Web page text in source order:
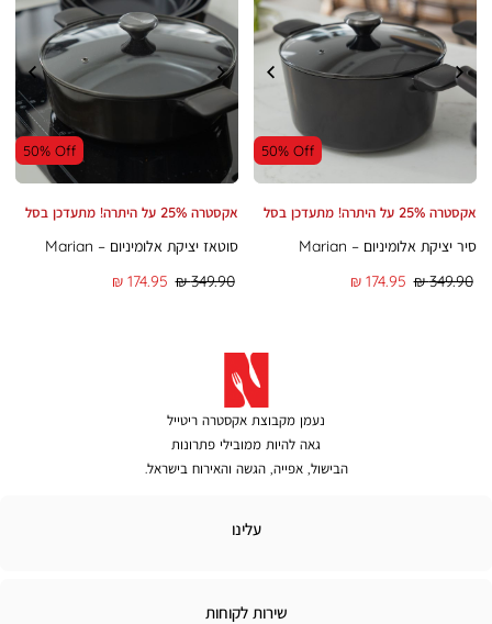
50% Off
אקסטרה 25% על היתרה! מתעדכן בסל
סיר יציקת אלומיניום – Marian
מחיר
174.95 ₪
מחיר
349.90 ₪
50% Off
אקסטרה 25% על היתרה! מתעדכן בסל
סוטאז יציקת אלומיניום – Marian
מחיר
174.95 ₪
מחיר
349.90 ₪
נעמן מקבוצת אקסטרה ריטייל
גאה להיות ממובילי פתרונות
הבישול, אפייה, הגשה והאירוח בישראל.
עלינו
שירות לקוחות